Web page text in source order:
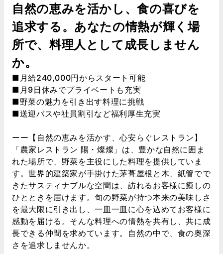
自然の恵みを活かし、食の喜びを
追求する。あなたの情熱が輝く場
所で、料理人として成長しません
か。
■月給240,000円からスタート可能
■月9日休みでプライベートも充実
■野菜の魅力を引き出す料理に挑戦
■送迎バスや社員割引など福利厚生充実
ーー【自然の恵みを活かす、心安らぐレストラン】
「農家レストラン 陽・燦燦」は、豊かな自然に囲ま
れた場所で、野菜を主役にした料理を提供していま
す。世界的建築家が手掛けた茅葺屋根と木、紙管でで
きたサスティナブルな空間は、訪れるお客様に癒しの
ひとときを届けます。旬の野菜が持つ本来の美味しさ
を最大限に引き出し、一皿一皿に心を込めてお客様に
感動を届ける。そんな料理への情熱を共有し、共に成
長できる仲間を求めています。自然の中で、食の奥深
さを追求しませんか。